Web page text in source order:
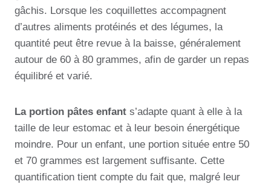
gâchis. Lorsque les coquillettes accompagnent
d’autres aliments protéinés et des légumes, la
quantité peut être revue à la baisse, généralement
autour de 60 à 80 grammes, afin de garder un repas
équilibré et varié.
La portion pâtes enfant s’adapte quant à elle à la
taille de leur estomac et à leur besoin énergétique
moindre. Pour un enfant, une portion située entre 50
et 70 grammes est largement suffisante. Cette
quantification tient compte du fait que, malgré leur